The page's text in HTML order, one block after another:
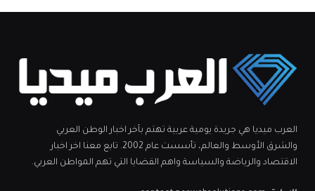
العرب ميديا هي جريدة يومية عربية تهتم بآخر اخبار الوطن العربي
والشرق الأوسط والعالم، تأسست عام 2002. تابع معنا اخر اخبار
الاقتصاد والرياضة والسياسة واهم القضايا التي تهم المواطن العربي.